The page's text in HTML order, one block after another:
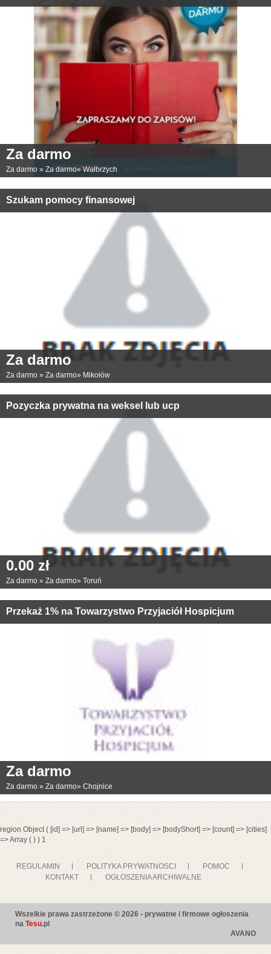
Za darmo
Za darmo » Za darmo» Wałbrzych
Szukam pomocy finansowej
Za darmo
Za darmo » Za darmo» Mikołów
Pozyczka prywatna na weksel lub ucp
0.00 zł
Za darmo » Za darmo» Toruń
Przekaż 1% na Towarzystwo Przyjaciół Hospicjum
Za darmo
Za darmo » Za darmo» Chojnice
region Object ( [id] => [url] => [name] => [body] => [bodyShort] => [count] => [cities]
=> Array ( ) ) 1
REGULAMIN POLITYKA PRYWATNOSCI
POMOC
KONTAKT
OGŁOSZENIA ARCHIWALNE
Wszelkie prawa zastrzeżone © 2026 - prywatne i firmowe ogłoszenia
na Tesu.pl
AVANO